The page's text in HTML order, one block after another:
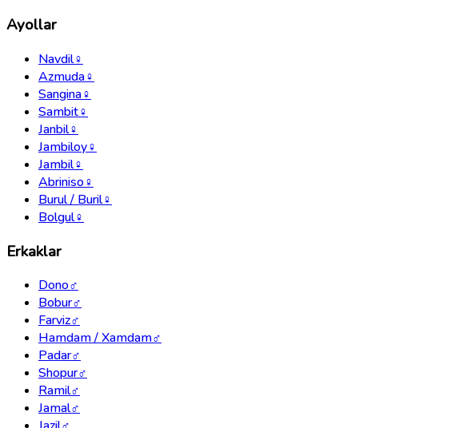
Ayollar
Navdil♀
Azmuda♀
Sangina♀
Sambit♀
Janbil♀
Jambiloy♀
Jambil♀
Abriniso♀
Burul / Buril♀
Bolgul♀
Erkaklar
Dono♂
Bobur♂
Farviz♂
Hamdam / Xamdam♂
Padar♂
Shopur♂
Ramil♂
Jamal♂